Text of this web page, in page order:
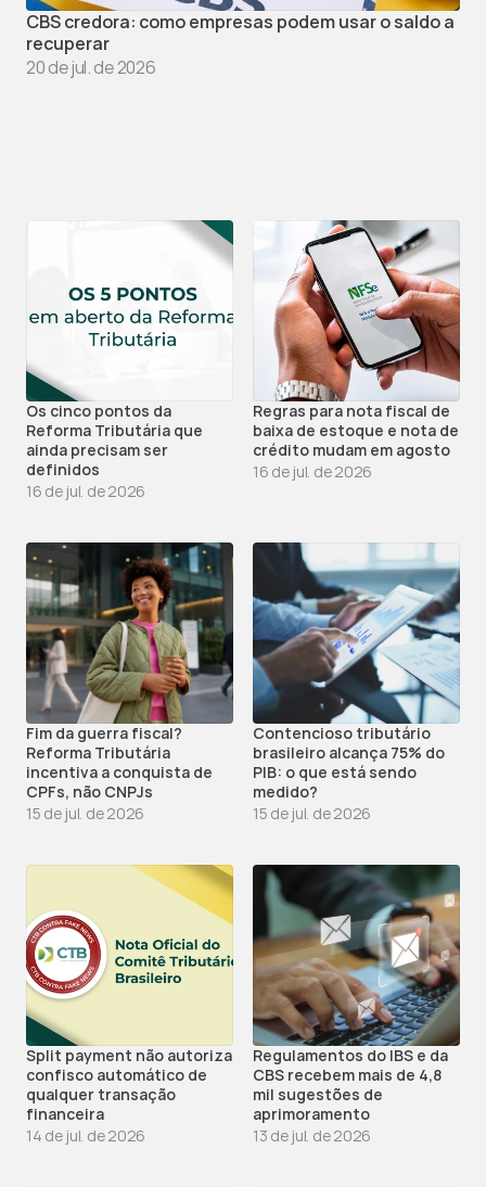
CBS credora: como empresas podem usar o saldo a
recuperar
20 de jul. de 2026
Os cinco pontos da
Reforma Tributária que
ainda precisam ser
definidos
16 de jul. de 2026
Regras para nota fiscal de
baixa de estoque e nota de
crédito mudam em agosto
16 de jul. de 2026
Fim da guerra fiscal?
Reforma Tributária
incentiva a conquista de
CPFs, não CNPJs
15 de jul. de 2026
Contencioso tributário
brasileiro alcança 75% do
PIB: o que está sendo
medido?
15 de jul. de 2026
Split payment não autoriza
confisco automático de
qualquer transação
financeira
14 de jul. de 2026
Regulamentos do IBS e da
CBS recebem mais de 4,8
mil sugestões de
aprimoramento
13 de jul. de 2026